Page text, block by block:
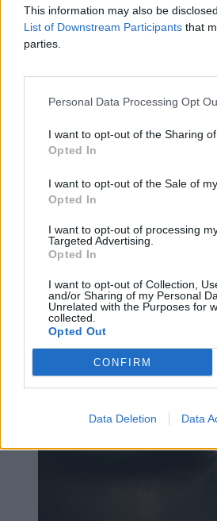
This information may also be
List of Downstream Participants that
parties.
Personal Data Processing Opt
I want to opt-out of the Sharing
Opted In
I want to opt-out of the Sale of
Opted In
I want to opt-out of processing
Targeted Advertising.
Opted In
I want to opt-out of Collection,
and/or Sharing of my Personal
Unrelated with the Purposes for
collected.
Opted Out
CONFIRM
Data Deletion Data
Paweł Żurek
Dzisiaj 19:12
Reklama
Kraj